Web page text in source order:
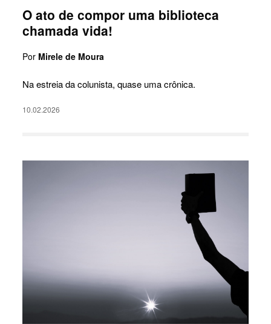
O ato de compor uma biblioteca
chamada vida!
Por Mirele de Moura
Na estreia da colunista, quase uma crônica.
10.02.2026